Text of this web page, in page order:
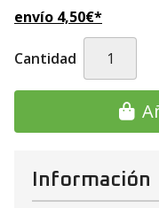
envío 4,50€*
Cantidad
Información